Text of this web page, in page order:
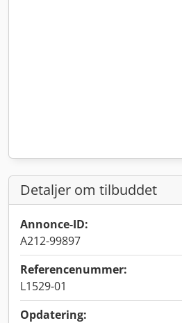
Detaljer om tilbuddet
Annonce-ID:
A212-99897
Referencenummer:
L1529-01
Opdatering: